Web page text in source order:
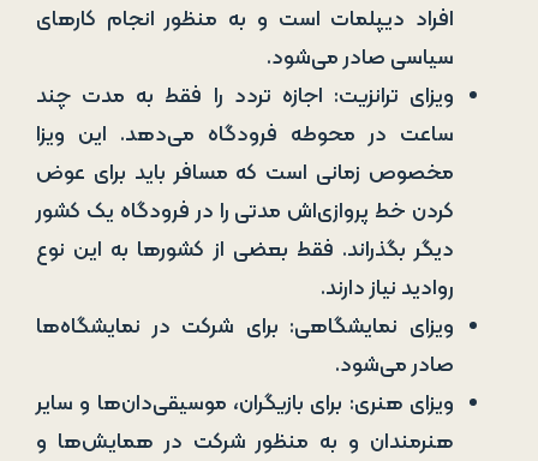
افراد دیپلمات است و به منظور انجام کارهای
سیاسی صادر می‌شود.
ویزای ترانزیت: اجازه تردد را فقط به مدت چند
ساعت در محوطه فرودگاه می‌دهد. این ویزا
مخصوص زمانی است که مسافر باید برای عوض
کردن خط پروازی‌اش مدتی را در فرودگاه یک کشور
دیگر بگذراند. فقط بعضی از کشورها به این نوع
روادید نیاز دارند.
ویزای نمایشگاهی: برای شرکت در نمایشگاه‌ها
صادر می‌شود.
ویزای هنری: برای بازیگران، موسیقی‌دان‌ها و سایر
هنرمندان و به منظور شرکت در همایش‌ها و